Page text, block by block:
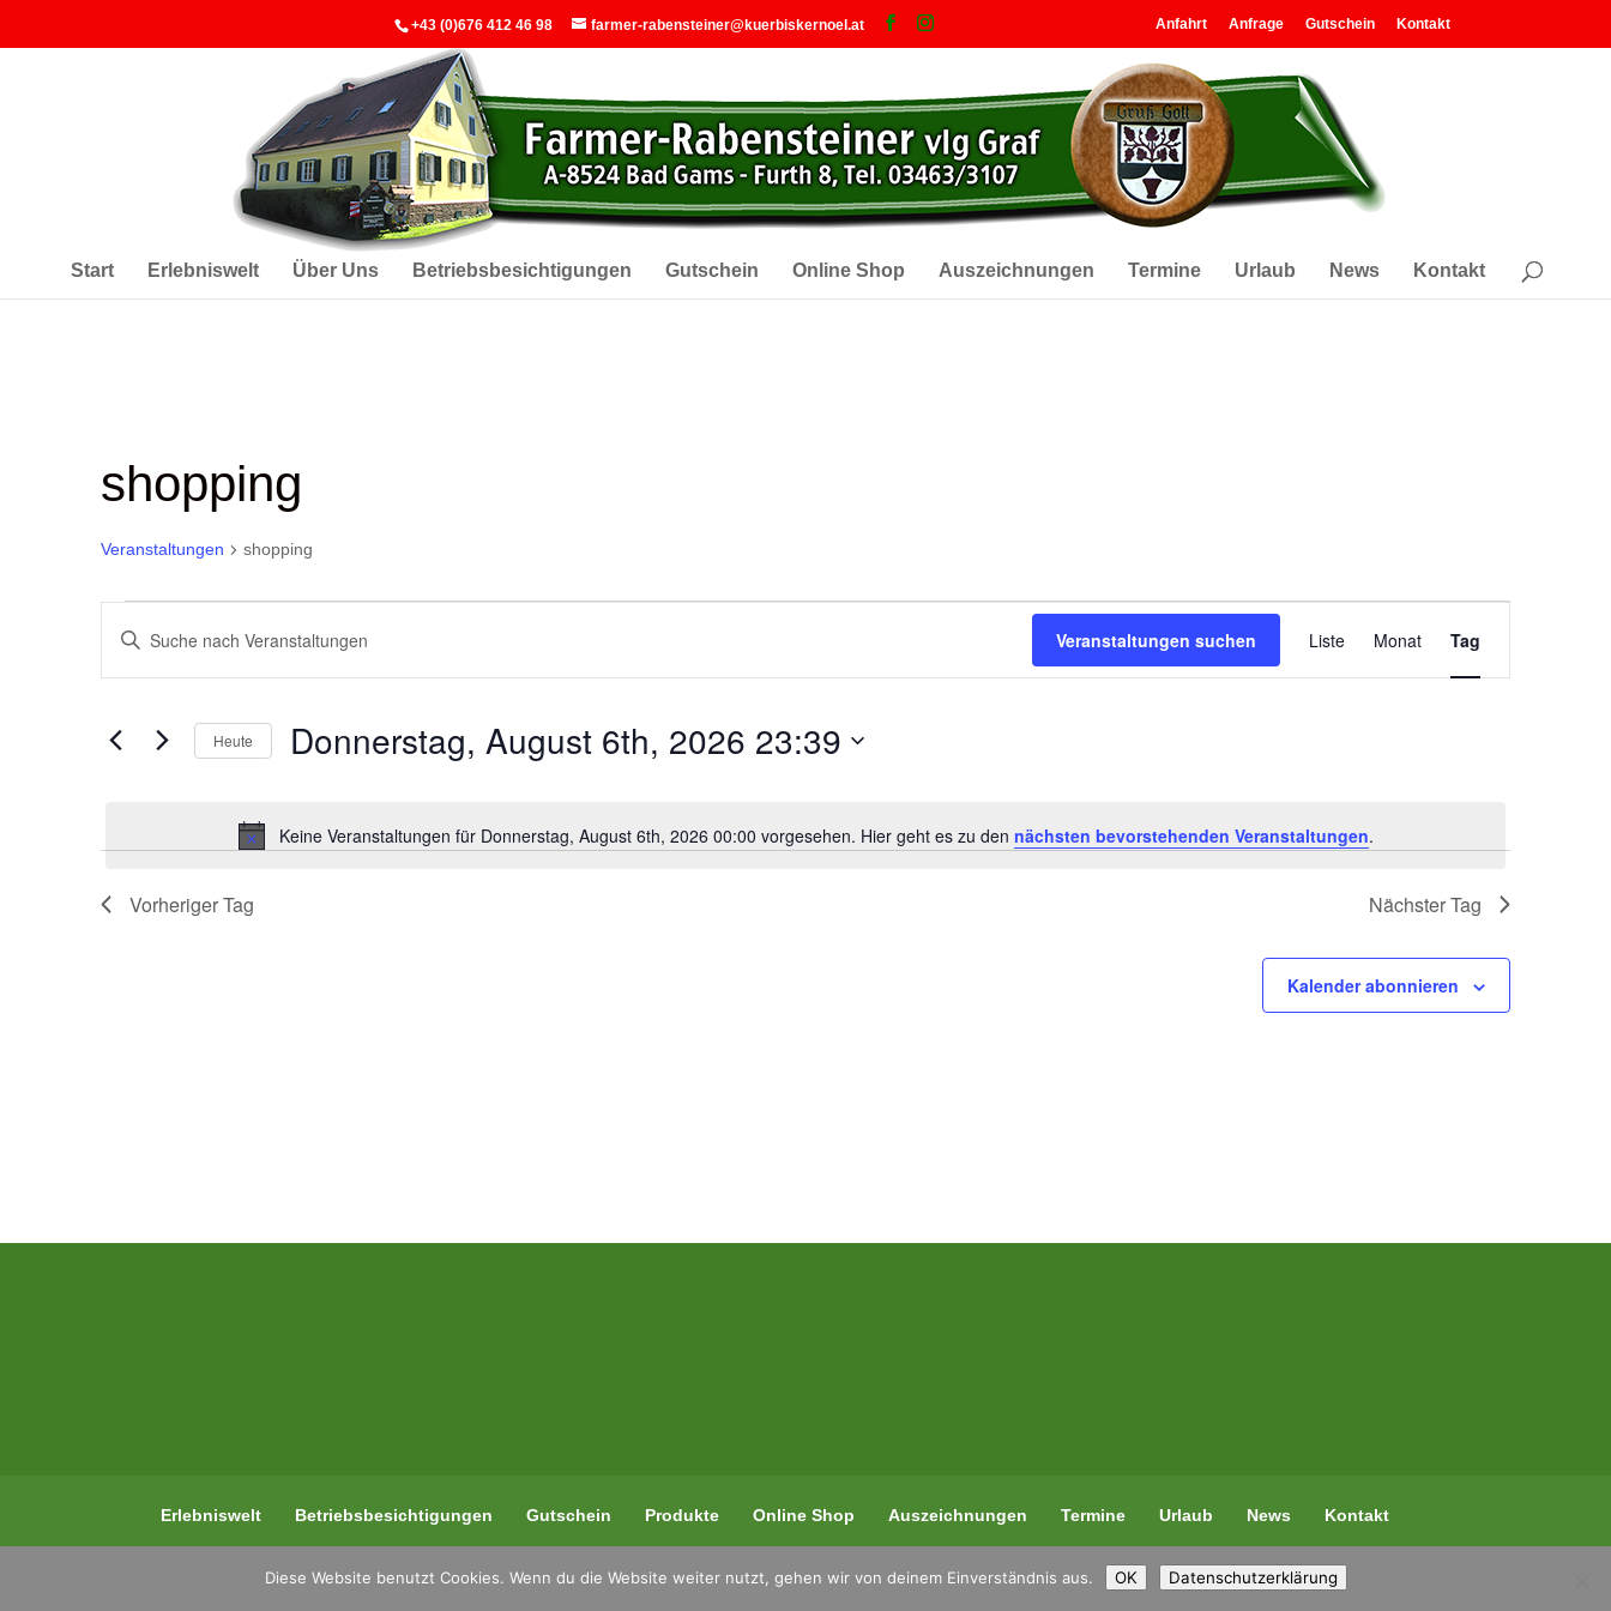
+43 (0)676 412 46 98 farmer-rabensteiner@kuerbiskernoel.at Anfahrt Anfrage Gutschein Kontakt
Start Erlebniswelt Über Uns Betriebsbesichtigungen Gutschein Online Shop Auszeichnungen Termine Urlaub News Kontakt
shopping
Veranstaltungen shopping
Veranstaltungen
für
Donnerstag,
6th,
2026
Hinweis
Keine Veranstaltungen für Donnerstag, August 6th, 2026 00:00 vorgesehen. Hier geht es zu den nächsten bevorstehenden Veranstaltungen.
Veranstaltungen
Suche
und
Navigation
Bitte
Schlüsselwort
Suche
Veranstaltungen
Schlüsselwort.
Veranstaltungen suchen Liste Monat Tag
Heute Donnerstag, August 6th, 2026 23:39
Vorheriger Tag Nächster Tag
Kalender abonnieren
Erlebniswelt Betriebsbesichtigungen Gutschein Produkte Online Shop Auszeichnungen Termine Urlaub News Kontakt
Diese Website benutzt Cookies. Wenn du die Website weiter nutzt, gehen wir von deinem Einverständnis aus. OK Datenschutzerklärung